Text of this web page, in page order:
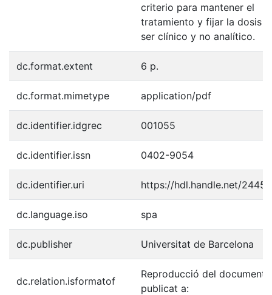
criterio para mantener el
tratamiento y fijar la dosis
ser clínico y no analítico.
dc.format.extent 6 p.
dc.format.mimetype application/pdf
dc.identifier.idgrec 001055
dc.identifier.issn 0402-9054
dc.identifier.uri https://hdl.handle.net/
dc.language.iso spa
dc.publisher Universitat de Barcelona
dc.relation.isformatof
Reproducció del document
publicat a: